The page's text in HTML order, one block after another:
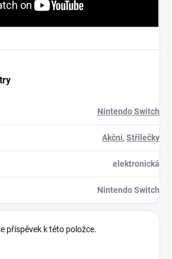
Nintendo Switch
Akční,Střílečky
elektronická
Nintendo Switch
příspěvek k této položce.